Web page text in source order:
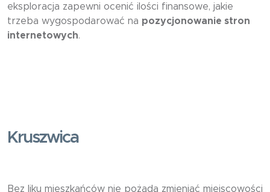
eksploracja zapewni ocenić ilości finansowe, jakie
trzeba wygospodarować na pozycjonowanie stron
internetowych.
Kruszwica
Bez liku mieszkańców nie pożąda zmieniać miejscowości